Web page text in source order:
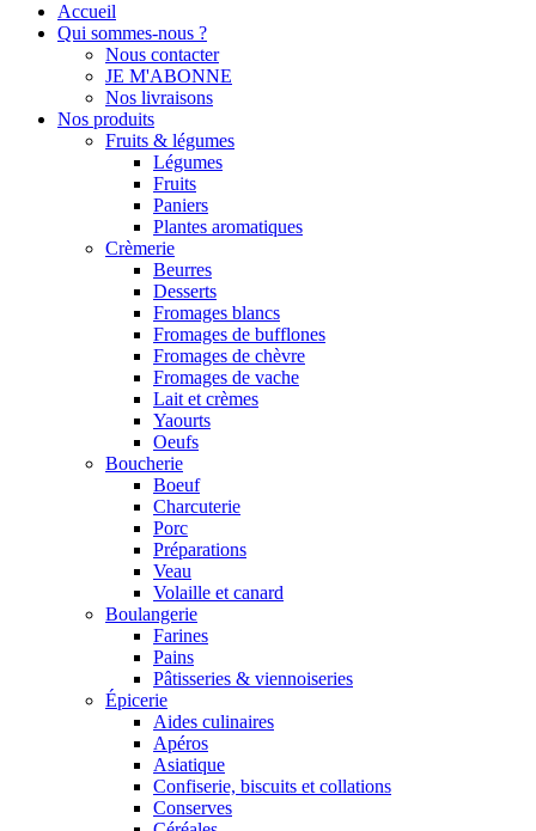
Accueil
Qui sommes-nous ?
Nous contacter
JE M'ABONNE
Nos livraisons
Nos produits
Fruits & légumes
Légumes
Fruits
Paniers
Plantes aromatiques
Crèmerie
Beurres
Desserts
Fromages blancs
Fromages de bufflones
Fromages de chèvre
Fromages de vache
Lait et crèmes
Yaourts
Oeufs
Boucherie
Boeuf
Charcuterie
Porc
Préparations
Veau
Volaille et canard
Boulangerie
Farines
Pains
Pâtisseries & viennoiseries
Épicerie
Aides culinaires
Apéros
Asiatique
Confiserie, biscuits et collations
Conserves